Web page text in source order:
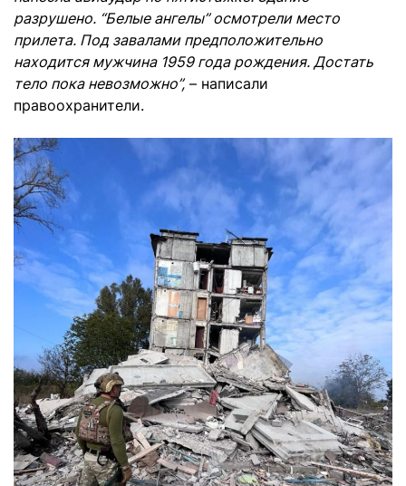
разрушено. “Белые ангелы” осмотрели место
прилета. Под завалами предположительно
находится мужчина 1959 года рождения. Достать
тело пока невозможно”, – написали
правоохранители.